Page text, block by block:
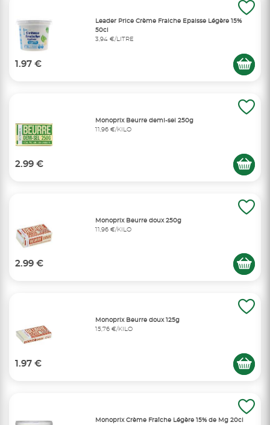
Leader Price Crème Fraiche Epaisse Légère 15%
50cl
3,94 €/LITRE
1.97 €
Monoprix Beurre demi-sel 250g
11,96 €/KILO
2.99 €
Monoprix Beurre doux 250g
11,96 €/KILO
2.99 €
Monoprix Beurre doux 125g
15,76 €/KILO
1.97 €
Monoprix Crème Fraîche Légère 15% de Mg 20cl